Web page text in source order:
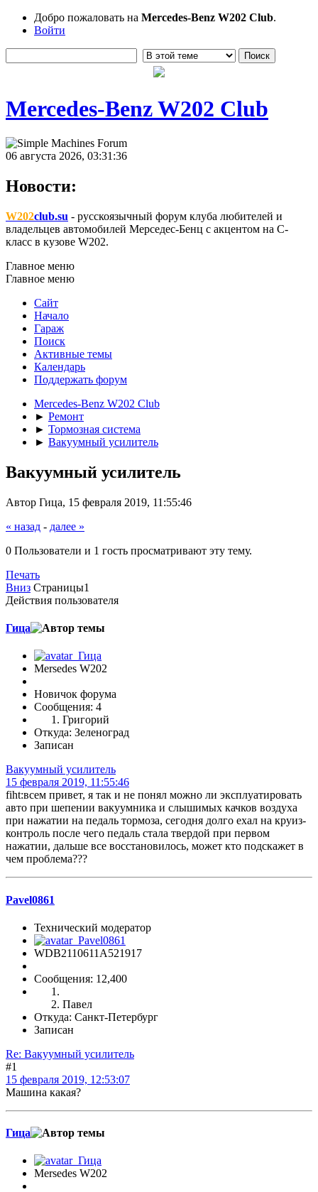
Добро пожаловать на Mercedes-Benz W202 Club.
Войти
Mercedes-Benz W202 Club
06 августа 2026, 03:31:36
Новости:
W202club.su - русскоязычный форум клуба любителей и
владельцев автомобилей Мерседес-Бенц с акцентом на C-
класс в кузове W202.
Главное меню
Главное меню
Сайт
Начало
Гараж
Поиск
Активные темы
Календарь
Поддержать форум
Mercedes-Benz W202 Club
► Ремонт
► Тормозная система
► Вакуумный усилитель
Вакуумный усилитель
Автор Гица, 15 февраля 2019, 11:55:46
« назад - далее »
0 Пользователи и 1 гость просматривают эту тему.
Печать
Вниз Страницы1
Действия пользователя
Гица
Mersedes W202
Новичок форума
Сообщения: 4
Григорий
Откуда: Зеленоград
Записан
Вакуумный усилитель
15 февраля 2019, 11:55:46
fiht:всем привет, я так и не понял можно ли эксплуатировать
авто при шепении вакуумника и слышимых качков воздуха
при нажатии на педаль тормоза, сегодня долго ехал на круиз-
контроль после чего педаль стала твердой при первом
нажатии, дальше все восстановилось, может кто подскажет в
чем проблема???
Pavel0861
Технический модератор
WDB2110611A521917
Сообщения: 12,400
Павел
Откуда: Санкт-Петербург
Записан
Re: Вакуумный усилитель
#1
15 февраля 2019, 12:53:07
Машина какая?
Гица
Mersedes W202